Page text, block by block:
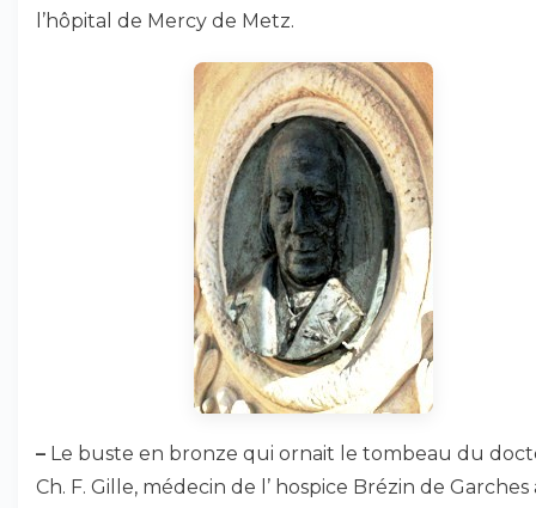
l’hôpital de Mercy de Metz.
– Le buste en bronze qui ornait le tombeau du
Ch. F. Gille, médecin de l’ hospice Brézin de Garches